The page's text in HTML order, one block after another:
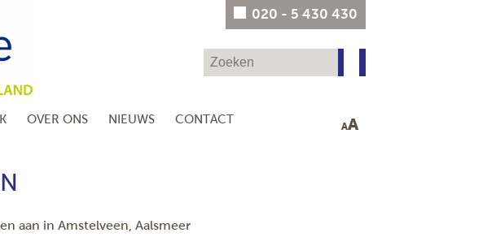
020 - 5 430 430
OVER ONS NIEUWS CONTACT
AA
aan in Amstelveen, Aalsmeer